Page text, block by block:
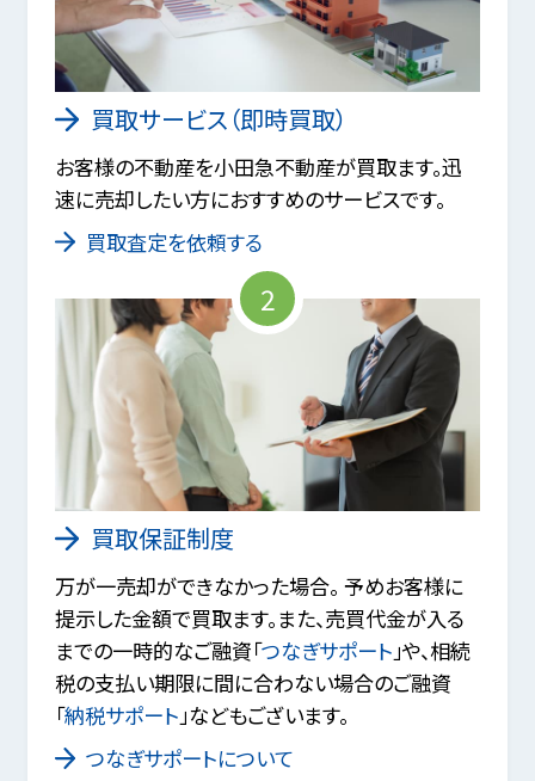
買取サービス（即時買取）
お客様の不動産を小田急不動産が買取ます。迅
速に売却したい方におすすめのサービスです。
買取査定を依頼する
2
買取保証制度
万が一売却ができなかった場合。 予めお客様に
提示した金額で買取ます。また、売買代金が入る
までの一時的なご融資「つなぎサポート」や、相続
税の支払い期限に間に合わない場合のご融資
「納税サポート」などもございます。
つなぎサポートについて